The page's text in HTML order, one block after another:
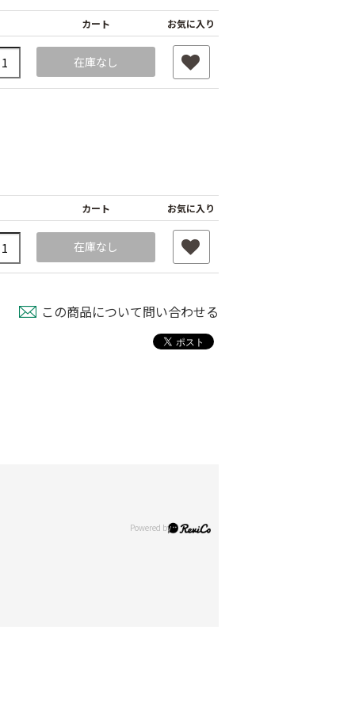
つよまる君 メッキ
釘
￥40
カート お気に入り
在庫なし
カート お気に入り
在庫なし
この商品について問い合わせる